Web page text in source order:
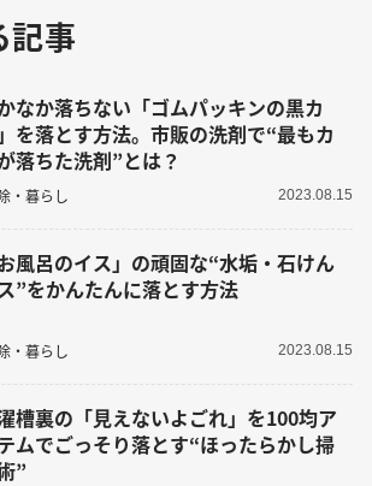
記事
なか落ちない「ゴムパッキンの黒カ
を落とす方法。市販の洗剤で“最もカ
落ちた洗剤”とは？
・暮らし 2023.08.15
お風呂のイス」の頑固な“水垢・石けん
”をかんたんに落とす方法
・暮らし 2023.08.15
槽裏の「見えないよごれ」を100均ア
ムでごっそり落とす“ほったらかし掃
”